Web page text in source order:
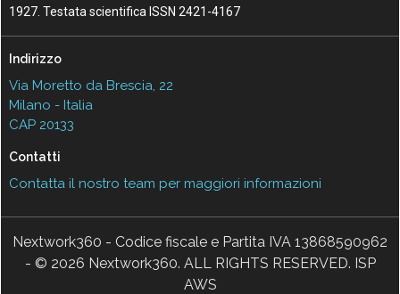
1927. Testata scientifica ISSN 2421-4167
Indirizzo
Via Moretto da Brescia, 22
Milano - Italia
CAP 20133
Contatti
Contatta il nostro team per maggiori informazioni
Nextwork360 - Codice fiscale e Partita IVA 13868590962
- © 2026 Nextwork360. ALL RIGHTS RESERVED. ISP
AWS